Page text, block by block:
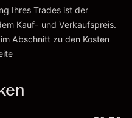
Ihres Trades ist der
Kauf- und Verkaufspreis.
Abschnitt zu den Kosten